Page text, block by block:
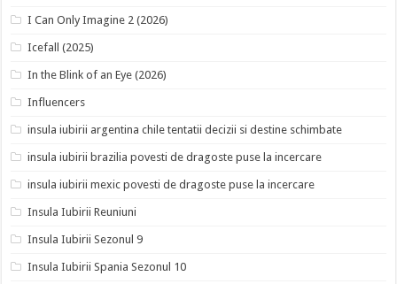
I Can Only Imagine 2 (2026)
Icefall (2025)
In the Blink of an Eye (2026)
Influencers
insula iubirii argentina chile tentatii decizii si destine schimbate
insula iubirii brazilia povesti de dragoste puse la incercare
insula iubirii mexic povesti de dragoste puse la incercare
Insula Iubirii Reuniuni
Insula Iubirii Sezonul 9
Insula Iubirii Spania Sezonul 10